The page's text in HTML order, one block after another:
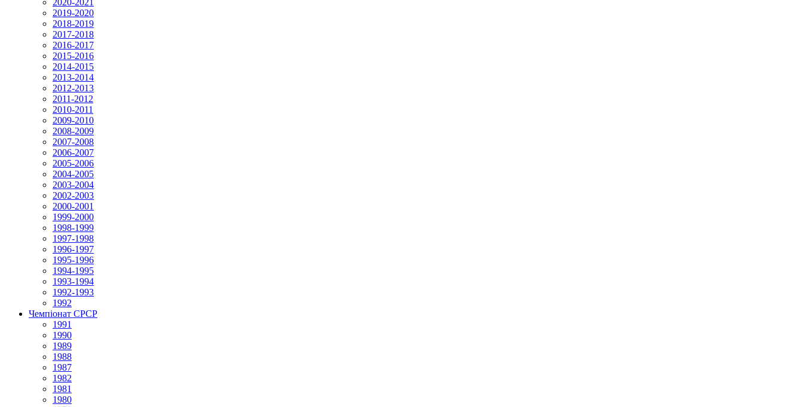
2020-2021
2019-2020
2018-2019
2017-2018
2016-2017
2015-2016
2014-2015
2013-2014
2012-2013
2011-2012
2010-2011
2009-2010
2008-2009
2007-2008
2006-2007
2005-2006
2004-2005
2003-2004
2002-2003
2000-2001
1999-2000
1998-1999
1997-1998
1996-1997
1995-1996
1994-1995
1993-1994
1992-1993
1992
Чемпіонат СРСР
1991
1990
1989
1988
1987
1982
1981
1980